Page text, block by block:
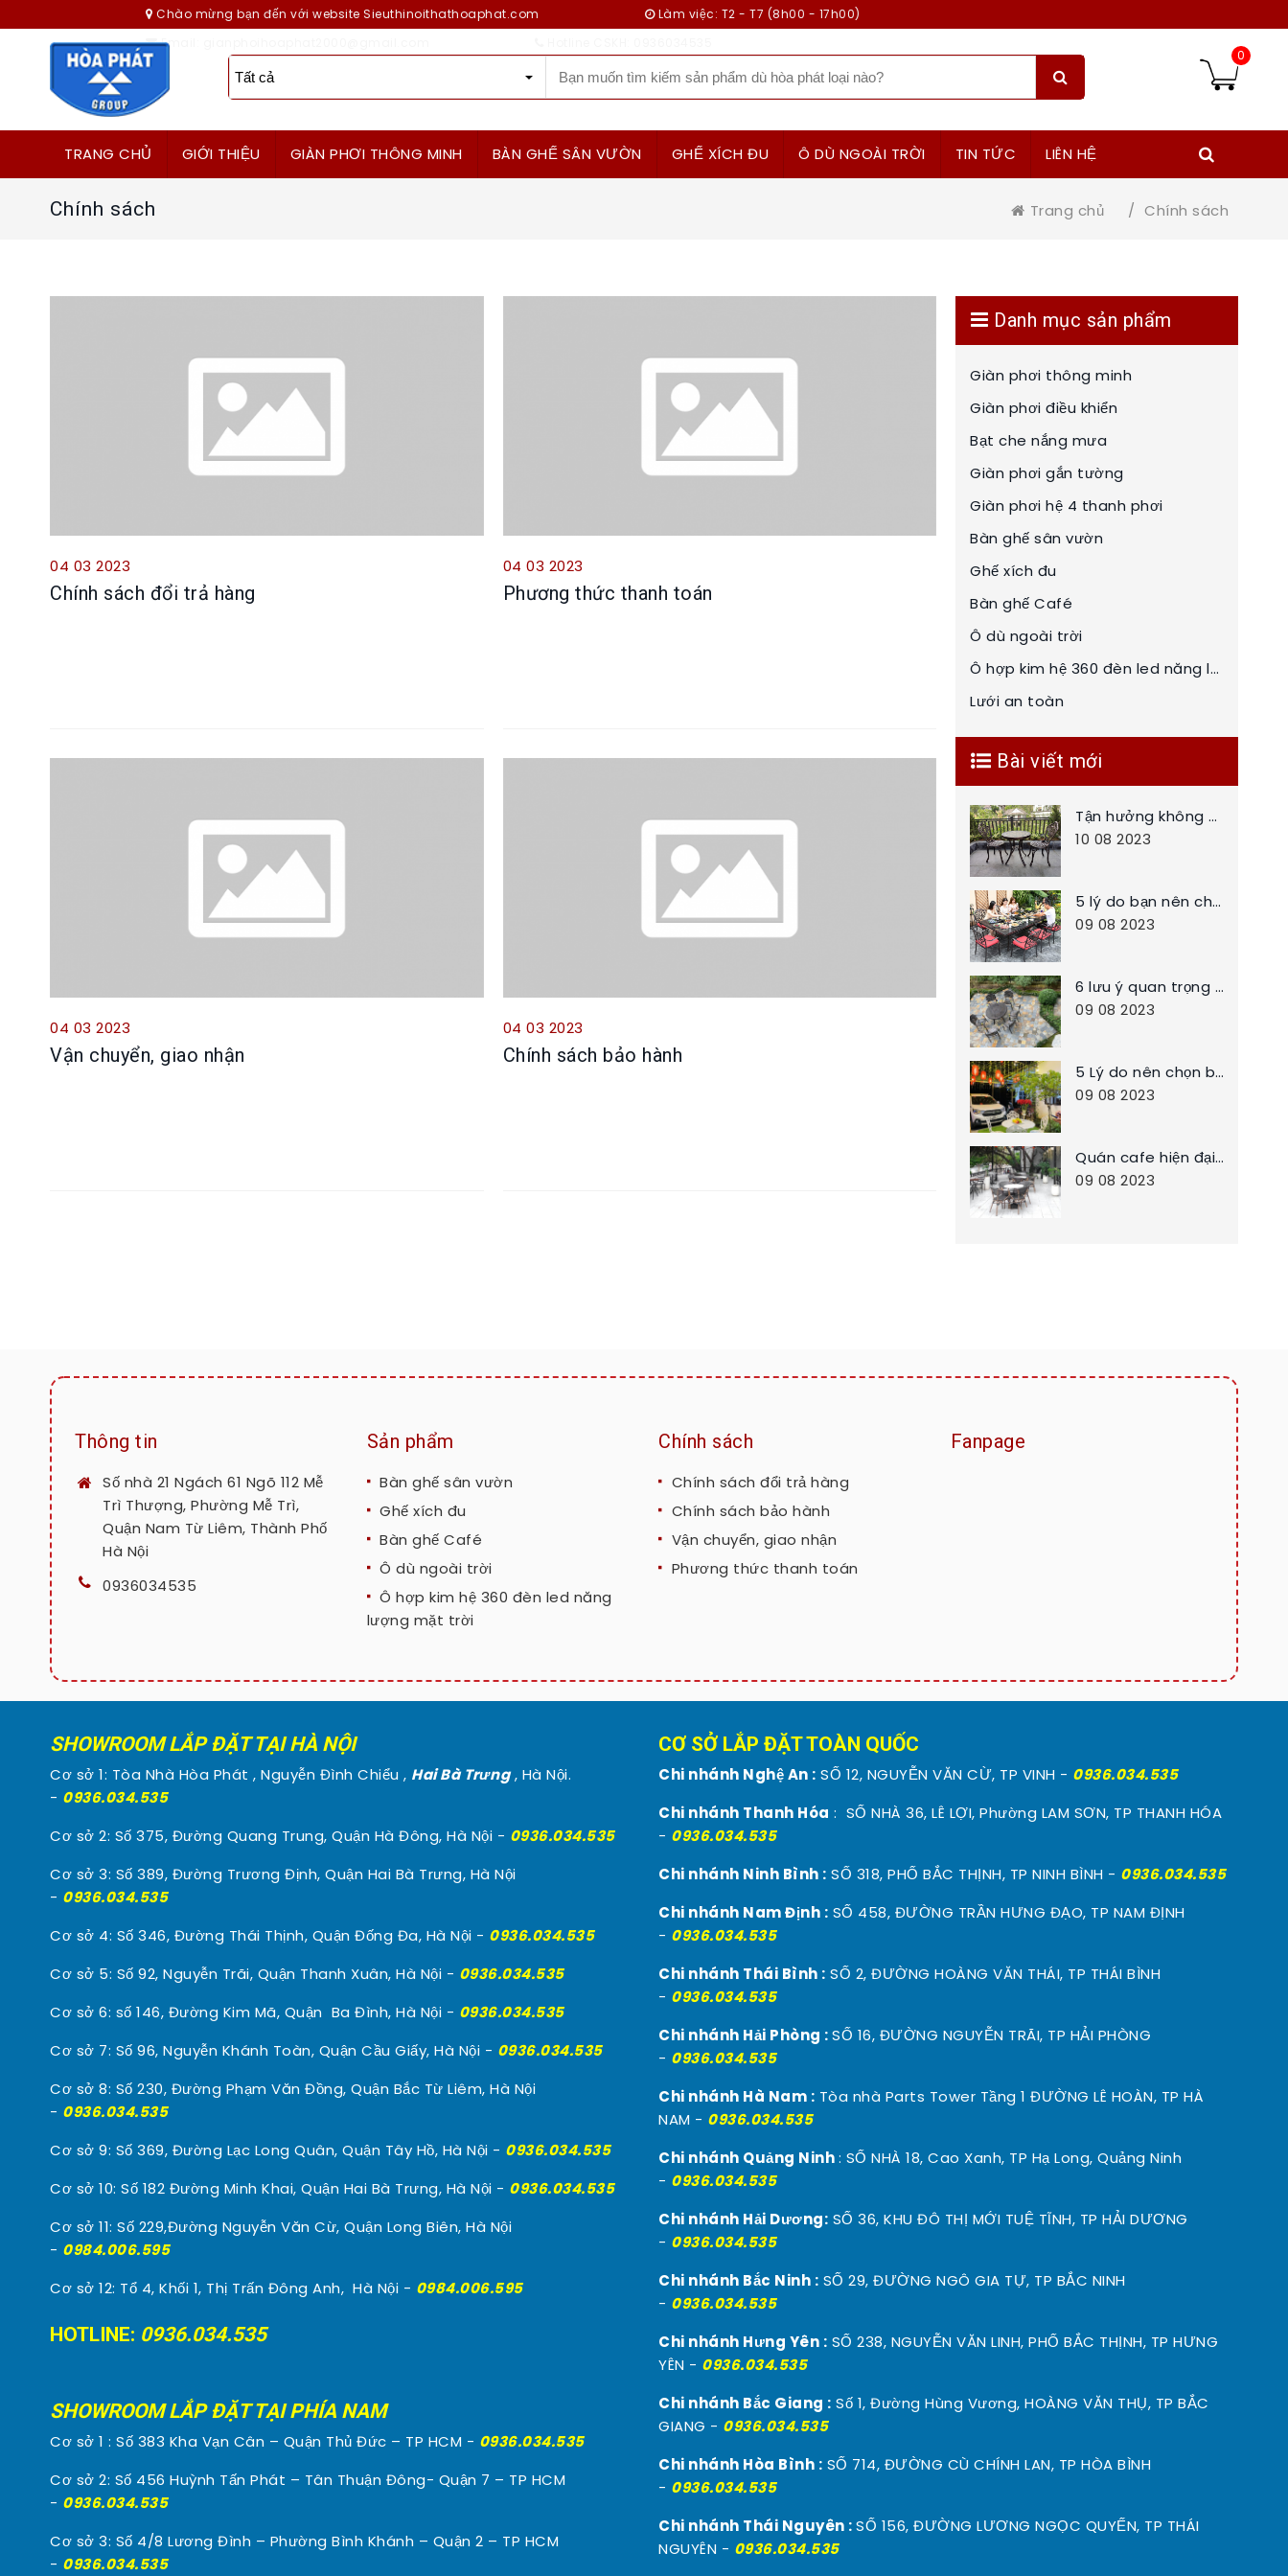
Chào mừng bạn đến với website Sieuthinoithathoaphat.com
Làm việc: T2 - T7 (8h00 - 17h00)
Email: gianphoihoaphat2000@gmail.com
0
TRANG CHỦ GIỚI THIỆU GIÀN PHƠI THÔNG MINH BÀN GHẾ SÂN VƯỜN GHẾ XÍCH ĐU Ô DÙ NGOÀI TRỜI TIN TỨC LIÊN HỆ
Chính sách Trang chủ / Chính sách
04 03 2023
Chính sách đổi trả hàng
04 03 2023
Phương thức thanh toán
04 03 2023
Vận chuyển, giao nhận
04 03 2023
Chính sách bảo hành
Danh mục sản phẩm
Giàn phơi thông minh
Giàn phơi điều khiển
Bạt che nắng mưa
Giàn phơi gắn tường
Giàn phơi hệ 4 thanh phơi
Bàn ghế sân vườn
Ghế xích đu
Bàn ghế Café
Ô dù ngoài trời
Ô hợp kim hệ 360 đèn led năng lượng mặt trời
Lưới an toàn
Bài viết mới
Tận hưởng không ban công nhỏ với bộ bàn ghế nhôm đúc thông minh
10 08 2023
5 lý do bạn nên chọn bàn ghế ngoài trời chất liệu bằng nhôm đúc cho sân vườn nhà bạn
09 08 2023
6 lưu ý quan trọng khi chọn mua bàn ghế sân vườn
09 08 2023
5 Lý do nên chọn bàn ghế nhôm đúc cho không gian sân vườn nhà bạn
09 08 2023
Quán cafe hiện đại nên chọn những bộ bàn ghế cafe nào đẹp và tốt cho quán
09 08 2023
Thông tin
Số nhà 21 Ngách 61 Ngõ 112 Mễ
Trì Thượng, Phường Mễ Trì,
Quận Nam Từ Liêm, Thành Phố
Hà Nội
0936034535
Sản phẩm
Bàn ghế sân vườn
Ghế xích đu
Bàn ghế Café
Ô dù ngoài trời
Ô hợp kim hệ 360 đèn led năng
lượng mặt trời
Chính sách
Chính sách đổi trả hàng
Chính sách bảo hành
Vận chuyển, giao nhận
Phương thức thanh toán
Fanpage
SHOWROOM LẮP ĐẶT TẠI HÀ NỘI
Cơ sở 1: Tòa Nhà Hòa Phát , Nguyễn Đình Chiểu , Hai Bà Trưng, Hà Nội.
- 0936.034.535
Cơ sở 2: Số 375, Đường Quang Trung, Quận Hà Đông, Hà Nội - 0936.034.535
Cơ sở 3: Số 389, Đường Trương Định, Quận Hai Bà Trưng, Hà Nội
- 0936.034.535
Cơ sở 4: Số 346, Đường Thái Thịnh, Quận Đống Đa, Hà Nội - 0936.034.535
Cơ sở 5: Số 92, Nguyễn Trãi, Quận Thanh Xuân, Hà Nội - 0936.034.535
Cơ sở 6: số 146, Đường Kim Mã, Quận Ba Đình, Hà Nội - 0936.034.535
Cơ sở 7: Số 96, Nguyễn Khánh Toàn, Quận Cầu Giấy, Hà Nội - 0936.034.535
Cơ sở 8: Số 230, Đường Phạm Văn Đồng, Quận Bắc Từ Liêm, Hà Nội
- 0936.034.535
Cơ sở 9: Số 369, Đường Lạc Long Quân, Quận Tây Hồ, Hà Nội - 0936.034.535
Cơ sở 10: Số 182 Đường Minh Khai, Quận Hai Bà Trưng, Hà Nội - 0936.034.535
Cơ sở 11: Số 229,Đường Nguyễn Văn Cừ, Quận Long Biên, Hà Nội
- 0984.006.595
Cơ sở 12: Tổ 4, Khối 1, Thị Trấn Đông Anh, Hà Nội - 0984.006.595
HOTLINE: 0936.034.535
SHOWROOM LẮP ĐẶT TẠI PHÍA NAM
Cơ sở 1 : Số 383 Kha Vạn Cân – Quận Thủ Đức – TP HCM - 0936.034.535
Cơ sở 2: Số 456 Huỳnh Tấn Phát – Tân Thuận Đông- Quận 7 – TP HCM
- 0936.034.535
Cơ sở 3: Số 4/8 Lương Đình – Phường Bình Khánh – Quận 2 – TP HCM
- 0936.034.535
CƠ SỞ LẮP ĐẶT TOÀN QUỐC
Chi nhánh Nghệ An : SỐ 12, NGUYỄN VĂN CỪ, TP VINH - 0936.034.535
Chi nhánh Thanh Hóa : SỐ NHÀ 36, LÊ LỢI, Phường LAM SƠN, TP THANH HÓA
- 0936.034.535
Chi nhánh Ninh Bình : SỐ 318, PHỐ BẮC THỊNH, TP NINH BÌNH - 0936.034.535
Chi nhánh Nam Định : SỐ 458, ĐƯỜNG TRẦN HƯNG ĐẠO, TP NAM ĐỊNH
- 0936.034.535
Chi nhánh Thái Bình : SỐ 2, ĐƯỜNG HOÀNG VĂN THÁI, TP THÁI BÌNH
- 0936.034.535
Chi nhánh Hải Phòng :SỐ 16, ĐƯỜNG NGUYỄN TRÃI, TP HẢI PHÒNG
- 0936.034.535
Chi nhánh Hà Nam : Tòa nhà Parts Tower Tầng 1 ĐƯỜNG LÊ HOÀN, TP HÀ
NAM - 0936.034.535
Chi nhánh Quảng Ninh: SỐ NHÀ 18, Cao Xanh, TP Hạ Long, Quảng Ninh
- 0936.034.535
Chi nhánh Hải Dương: SỐ 36, KHU ĐÔ THỊ MỚI TUỆ TĨNH, TP HẢI DƯƠNG
- 0936.034.535
Chi nhánh Bắc Ninh : SỐ 29, ĐƯỜNG NGÔ GIA TỰ, TP BẮC NINH
- 0936.034.535
Chi nhánh Hưng Yên : SỐ 238, NGUYỄN VĂN LINH, PHỐ BẮC THỊNH, TP HƯNG
YÊN - 0936.034.535
Chi nhánh Bắc Giang : Số 1, Đường Hùng Vương, HOÀNG VĂN THỤ, TP BẮC
GIANG - 0936.034.535
Chi nhánh Hòa Bình : SỐ 714, ĐƯỜNG CÙ CHÍNH LAN, TP HÒA BÌNH
- 0936.034.535
Chi nhánh Thái Nguyên :SỐ 156, ĐƯỜNG LƯƠNG NGỌC QUYẾN, TP THÁI
NGUYÊN - 0936.034.535